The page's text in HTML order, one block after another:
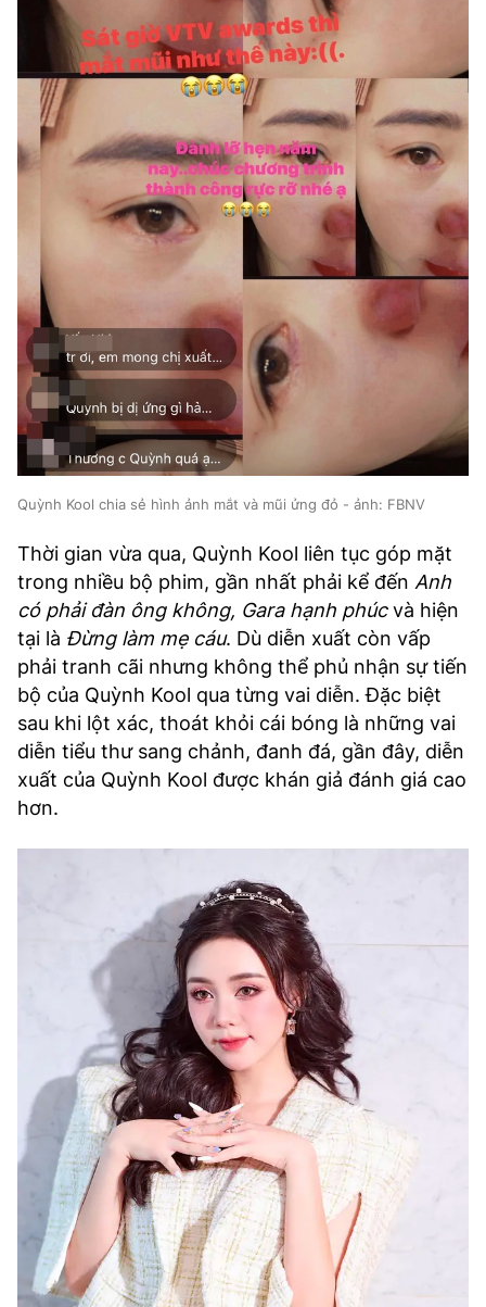
Quỳnh Kool chia sẻ hình ảnh mắt và mũi ửng đỏ - ảnh: FBNV
Thời gian vừa qua, Quỳnh Kool liên tục góp mặt
trong nhiều bộ phim, gần nhất phải kể đến Anh
có phải đàn ông không, Gara hạnh phúcvà hiện
tại là Đừng làm mẹ cáu. Dù diễn xuất còn vấp
phải tranh cãi nhưng không thể phủ nhận sự tiến
bộ của Quỳnh Kool qua từng vai diễn. Đặc biệt
sau khi lột xác, thoát khỏi cái bóng là những vai
diễn tiểu thư sang chảnh, đanh đá, gần đây, diễn
xuất của Quỳnh Kool được khán giả đánh giá cao
hơn.